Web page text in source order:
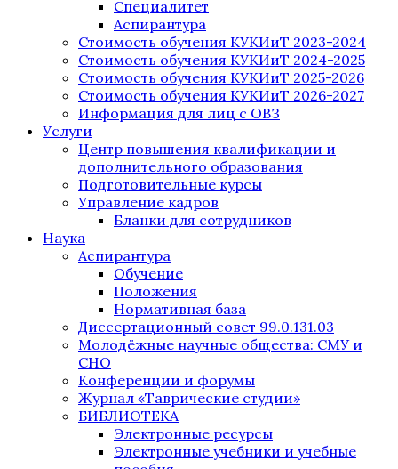
Специалитет
Аспирантура
Стоимость обучения КУКИиТ 2023-2024
Стоимость обучения КУКИиТ 2024-2025
Стоимость обучения КУКИиТ 2025-2026
Стоимость обучения КУКИиТ 2026-2027
Информация для лиц с ОВЗ
Услуги
Центр повышения квалификации и
дополнительного образования
Подготовительные курсы
Управление кадров
Бланки для сотрудников
Наука
Аспирантура
Обучение
Положения
Нормативная база
Диссертационный совет 99.0.131.03
Молодёжные научные общества: СМУ и
СНО
Конференции и форумы
Журнал «Таврические студии»
БИБЛИОТЕКА
Электронные ресурсы
Электронные учебники и учебные